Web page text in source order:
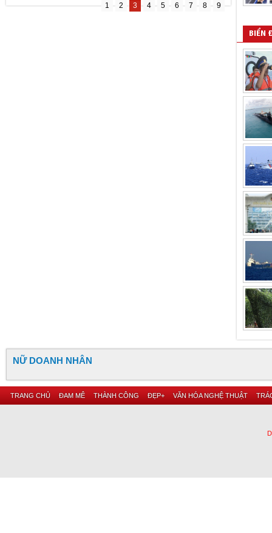
1 2 3 4 5 6 7 8 9
BIỂN
NỮ DOANH NHÂN
TRANG CHỦ ĐAM MÊ THÀNH CÔNG ĐẸP+ VĂN HÓA NGHỆ THUẬT